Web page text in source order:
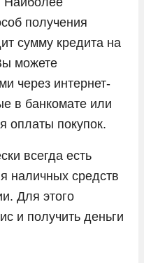
получения
сумму кредита на
можете
через интернет-
в банкомате или
оплаты покупок.
всегда есть
наличных средств
Для этого
и получить деньги